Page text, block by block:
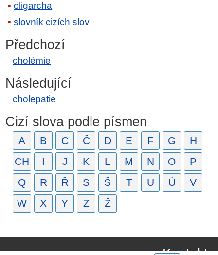
oligarcha
slovník cizích slov
Předchozí
cholémie
Následující
cholepatie
Cizí slova podle písmen
A B C Č D E F G
H
CH
I J K L M N O
P
Q
R Ř S Š T U Ú
V
W
X Y Z Ž